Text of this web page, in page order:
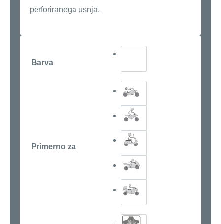
perforiranega usnja.
Barva
Primerno za